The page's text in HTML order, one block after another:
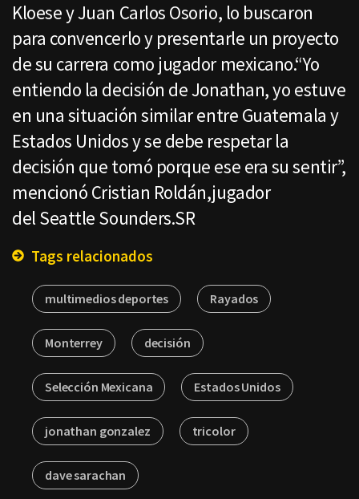
Kloese y Juan Carlos Osorio, lo buscaron
para convencerlo y presentarle un proyecto
de su carrera como jugador mexicano.“Yo
entiendo la decisión de Jonathan, yo estuve
en una situación similar entre Guatemala y
Estados Unidos y se debe respetar la
decisión que tomó porque ese era su sentir”,
mencionó Cristian Roldán,jugador
del Seattle Sounders.SR
Tags relacionados
multimedios deportes Rayados
Monterrey decisión
Selección Mexicana Estados Unidos
jonathan gonzalez tricolor
dave sarachan